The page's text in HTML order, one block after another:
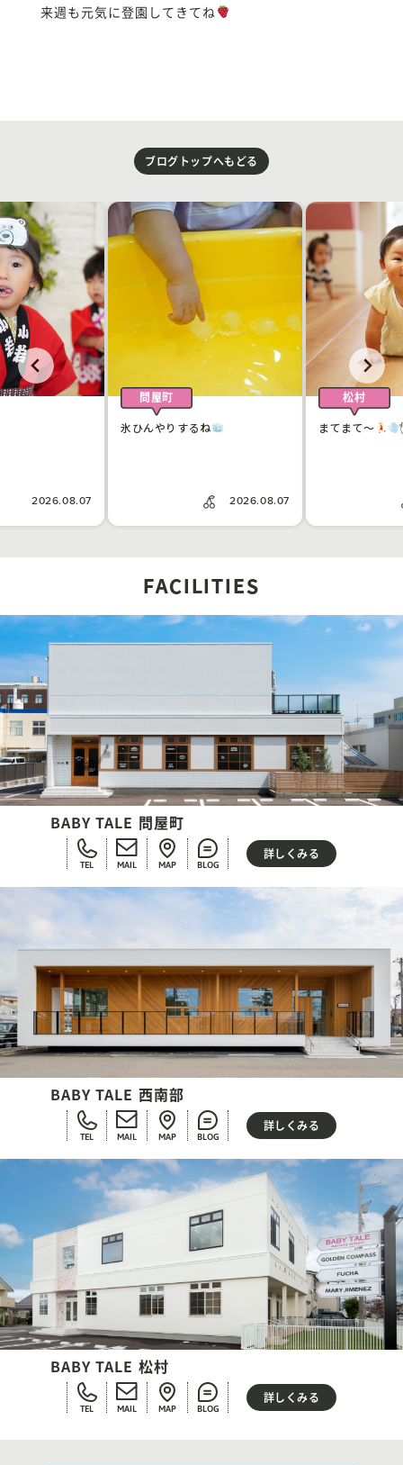
来週も元気に登園してきてね
ブログトップへもどる
2026.08.07
問屋町
氷ひんやりするね
2026.08.07
松村
まてまて〜
FACILITIES
BABY TALE 問屋町
TEL MAIL MAP BLOG
詳しくみる
BABY TALE 西南部
TEL MAIL MAP BLOG
詳しくみる
BABY TALE 松村
TEL MAIL MAP BLOG
詳しくみる